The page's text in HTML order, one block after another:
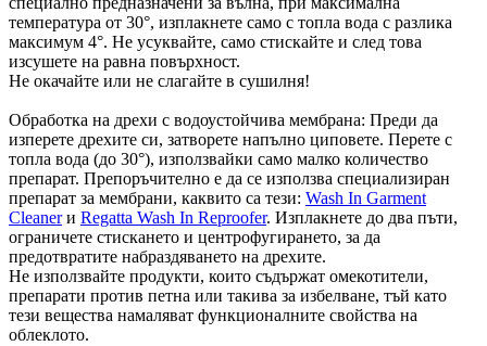
температура от 30°, изплакнете само с топла вода с разлика
максимум 4°. Не усуквайте, само стискайте и след това
изсушете на равна повърхност.
Не окачайте или не слагайте в сушилня!
Обработка на дрехи с водоустойчива мембрана: Преди да
изперете дрехите си, затворете напълно циповете. Перете с
топла вода (до 30°), използвайки само малко количество
препарат. Препоръчително е да се използва специализиран
препарат за мембрани, каквито са тези: Wash In Garment
Cleanerи Regatta Wash In Reproofer. Изплакнете до два пъти,
ограничете стискането и центрофугирането, за да
предотвратите набраздяването на дрехите.
Не използвайте продукти, които съдържат омекотители,
препарати против петна или такива за избелване, тъй като
тези вещества намаляват функционалните свойства на
облеклото.